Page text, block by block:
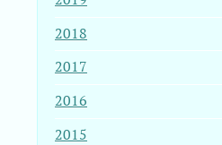
2018
2017
2016
2015